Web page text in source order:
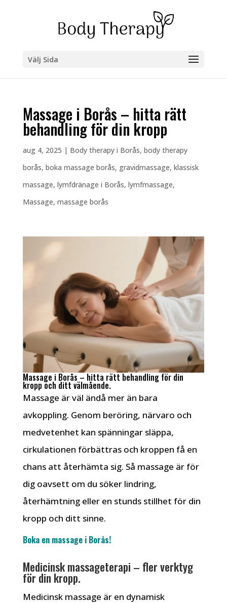
Välj Sida
Massage i Borås – hitta rätt
behandling för din kropp
aug 4, 2025 | Body therapy i Borås, body therapy
borås, boka massage borås, gravidmassage, klassisk
massage, lymfdränage i Borås, lymfmassage,
Massage, massage borås
Massage i Borås – hitta rätt behandling för din
kropp och ditt välmående.
Massage är väl ändå mer än bara
avkoppling. Genom beröring, närvaro och
medvetenhet kan spänningar släppa,
cirkulationen förbättras och kroppen få en
chans att återhämta sig. Så massage är för
dig oavsett om du söker lindring,
återhämtning eller en stunds stillhet för din
kropp och ditt sinne.
Boka en massage i Borås!
Medicinsk massageterapi – fler verktyg
för din kropp.
Medicinsk massage är en dynamisk